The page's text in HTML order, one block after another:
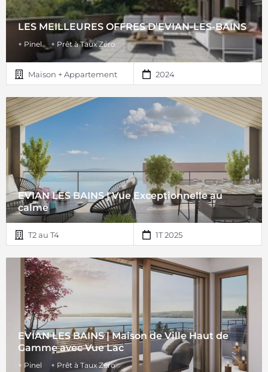
LES MEILLEURES OFFRES D'EVIAN-LES-BAINS
+ Pinel + Prêt à Taux Zéro
Maison + Appartement 2024
EVIAN LES BAINS | Vue Exceptionnelle au
calme
T2 au T4 1T 2025
EVIAN LES BAINS | Maison de Ville Haut de
Gamme avec Vue Lac
+ Pinel + Prêt à Taux Zéro